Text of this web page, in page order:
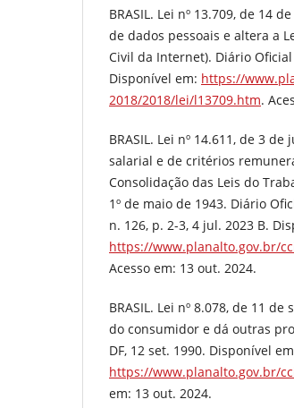
BRASIL. Lei nº 13.709, de 14
de dados pessoais e altera a
Civil da Internet). Diário Oficial
Disponível em: https://
2018/2018/lei/l13709.htm.
BRASIL. Lei nº 14.611, de 3
salarial e de critérios
Consolidação das Leis do
1º de maio de 1943. Diário
n. 126, p. 2-3, 4 jul. 2023 B.
https://www.planalto.gov.br/
Acesso em: 13 out. 2024.
BRASIL. Lei nº 8.078, de 11
do consumidor e dá outras
DF, 12 set. 1990. Disponível
https://www.planalto.gov.br/
em: 13 out. 2024.